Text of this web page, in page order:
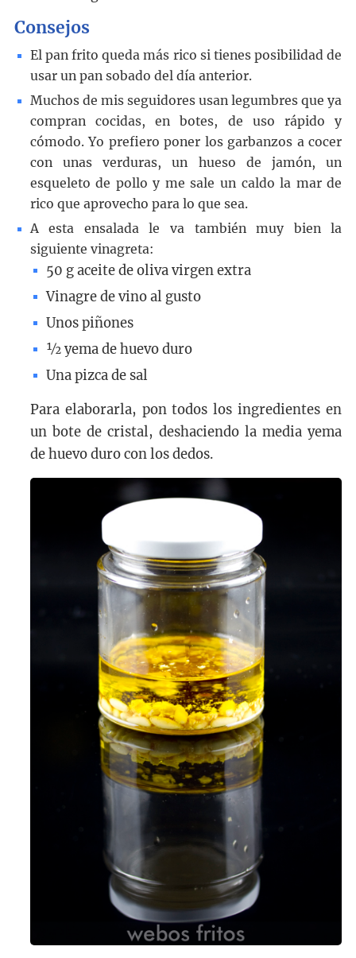
Consejos
El pan frito queda más rico si tienes posibilidad de
usar un pan sobado del día anterior.
Muchos de mis seguidores usan legumbres que ya
compran cocidas, en botes, de uso rápido y
cómodo. Yo prefiero poner los garbanzos a cocer
con unas verduras, un hueso de jamón, un
esqueleto de pollo y me sale un caldo la mar de
rico que aprovecho para lo que sea.
A esta ensalada le va también muy bien la
siguiente vinagreta:
50 g aceite de oliva virgen extra
Vinagre de vino al gusto
Unos piñones
½ yema de huevo duro
Una pizca de sal
Para elaborarla, pon todos los ingredientes en
un bote de cristal, deshaciendo la media yema
de huevo duro con los dedos.